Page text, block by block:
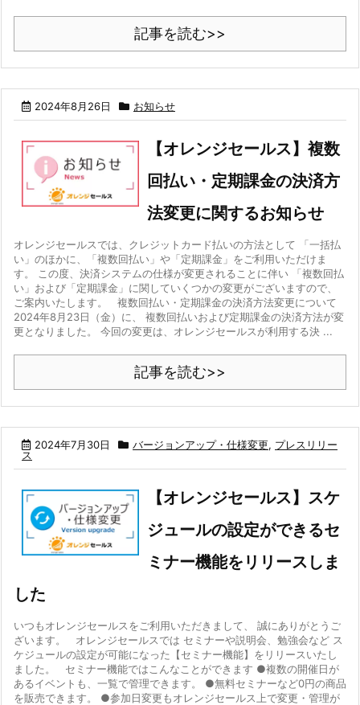
記事を読む>>
2024年8月26日 お知らせ
【オレンジセールス】複数
回払い・定期課金の決済方
法変更に関するお知らせ
オレンジセールスでは、クレジットカード払いの方法として 「一括払
い」のほかに、「複数回払い」や「定期課金」をご利用いただけま
す。 この度、決済システムの仕様が変更されることに伴い 「複数回払
い」および「定期課金」に関していくつかの変更がございますので、
ご案内いたします。 複数回払い・定期課金の決済方法変更について
2024年8月23日（金）に、 複数回払いおよび定期課金の決済方法が変
更となりました。 今回の変更は、オレンジセールスが利用する決 ...
記事を読む>>
2024年7月30日 バージョンアップ・仕様変更, プレスリリー
ス
【オレンジセールス】スケ
ジュールの設定ができるセ
ミナー機能をリリースしま
した
いつもオレンジセールスをご利用いただきまして、 誠にありがとうご
ざいます。 オレンジセールスでは セミナーや説明会、勉強会など ス
ケジュールの設定が可能になった【セミナー機能】をリリースいたし
ました。 セミナー機能ではこんなことができます ●複数の開催日が
あるイベントも、一覧で管理できます。 ●無料セミナーなど0円の商品
を販売できます。 ●参加日変更もオレンジセールス上で変更・管理が